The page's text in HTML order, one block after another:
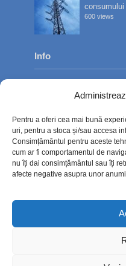
Pentru a oferi cea mai bună
uri, pentru a stoca și/sau accesa
Consimțământul pentru aceste
cum ar fi comportamentul de
nu îți dai consimțământul sau îți
afecte negative asupra unor
consumului
600 views
Info
Contact
Politica de
Politică cookie-uri